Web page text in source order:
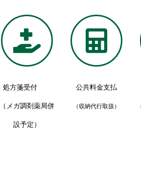
処方箋受付
（メガ調剤薬局併
設予定）
公共料金支払
（収納代行取扱）